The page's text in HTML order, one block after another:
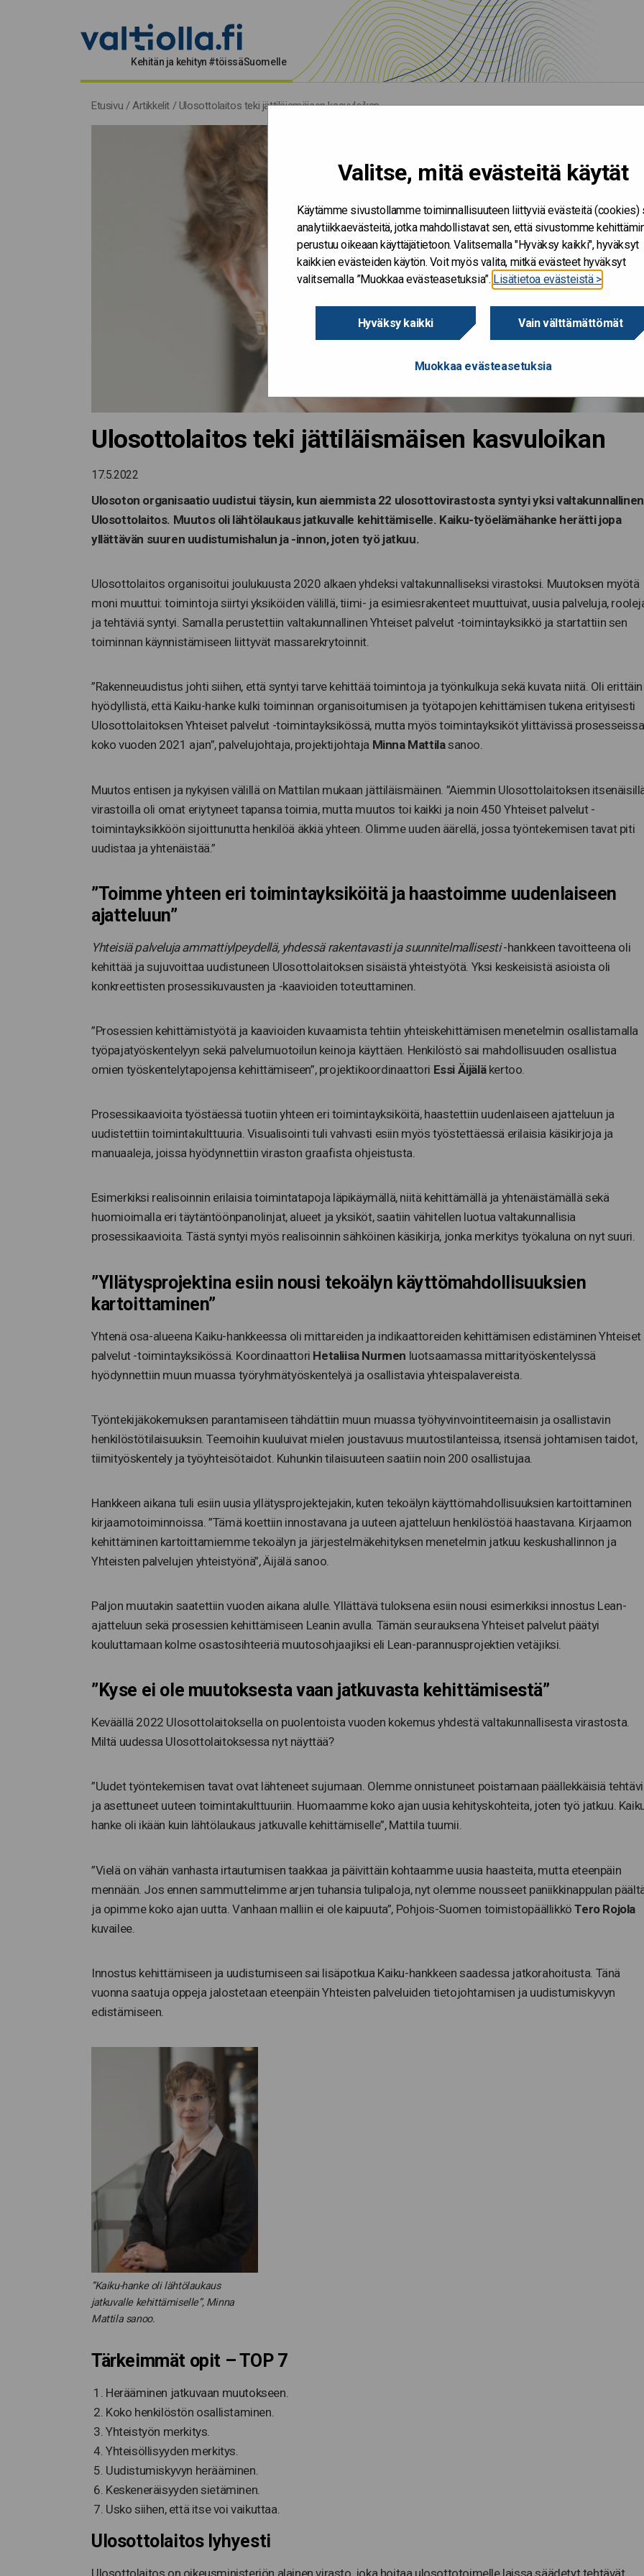
Valitse, mitä evästeitä käytät
Käytämme sivustollamme toiminnallisuuteen liittyviä evästeitä (cookies)
analytiikkaevästeitä, jotka mahdollistavat sen, että sivustomme
perustuu oikeaan käyttäjätietoon. Valitsemalla "Hyväksy kaikki", hyväksyt
kaikkien evästeiden käytön. Voit myös valita, mitkä evästeet hyväksyt
valitsemalla ”Muokkaa evästeasetuksia”. Lisätietoa evästeistä >
Hyväksy kaikki Vain välttämättömät
Muokkaa evästeasetuksia
Kehitän ja kehityn #töissäSuomelle
Etusivu /Artikkelit / Ulosottolaitos teki jättiläismäisen kasvuloikan
Ulosottolaitos teki jättiläismäisen kasvuloikan
17.5.2022
Ulosoton organisaatio uudistui täysin, kun aiemmista 22 ulosottovirastosta syntyi yksi valtakunnallinen
Ulosottolaitos. Muutos oli lähtölaukaus jatkuvalle kehittämiselle. Kaiku-työelämähanke herätti jopa
yllättävän suuren uudistumishalun ja -innon, joten työ jatkuu.
Ulosottolaitos organisoitui joulukuusta 2020 alkaen yhdeksi valtakunnalliseksi virastoksi. Muutoksen myötä
moni muuttui: toimintoja siirtyi yksiköiden välillä, tiimi- ja esimiesrakenteet muuttuivat, uusia palveluja,
ja tehtäviä syntyi. Samalla perustettiin valtakunnallinen Yhteiset palvelut -toimintayksikkö ja startattiin sen
toiminnan käynnistämiseen liittyvät massarekrytoinnit.
”Rakenneuudistus johti siihen, että syntyi tarve kehittää toimintoja ja työnkulkuja sekä kuvata niitä. Oli erittäin
hyödyllistä, että Kaiku-hanke kulki toiminnan organisoitumisen ja työtapojen kehittämisen tukena erityisesti
Ulosottolaitoksen Yhteiset palvelut -toimintayksikössä, mutta myös toimintayksiköt ylittävissä prosesseissa
koko vuoden 2021 ajan”, palvelujohtaja, projektijohtaja Minna Mattilasanoo.
Muutos entisen ja nykyisen välillä on Mattilan mukaan jättiläismäinen. ”Aiemmin Ulosottolaitoksen
virastoilla oli omat eriytyneet tapansa toimia, mutta muutos toi kaikki ja noin 450 Yhteiset palvelut -
toimintayksikköön sijoittunutta henkilöä äkkiä yhteen. Olimme uuden äärellä, jossa työntekemisen tavat piti
uudistaa ja yhtenäistää.”
”Toimme yhteen eri toimintayksiköitä ja haastoimme uudenlaiseen
ajatteluun”
Yhteisiä palveluja ammattiylpeydellä, yhdessä rakentavasti ja suunnitelmallisesti-hankkeen tavoitteena oli
kehittää ja sujuvoittaa uudistuneen Ulosottolaitoksen sisäistä yhteistyötä. Yksi keskeisistä asioista oli
konkreettisten prosessikuvausten ja -kaavioiden toteuttaminen.
”Prosessien kehittämistyötä ja kaavioiden kuvaamista tehtiin yhteiskehittämisen menetelmin osallistamalla
työpajatyöskentelyyn sekä palvelumuotoilun keinoja käyttäen. Henkilöstö sai mahdollisuuden osallistua
omien työskentelytapojensa kehittämiseen”, projektikoordinaattori Essi Äijäläkertoo.
Prosessikaavioita työstäessä tuotiin yhteen eri toimintayksiköitä, haastettiin uudenlaiseen ajatteluun ja
uudistettiin toimintakulttuuria. Visualisointi tuli vahvasti esiin myös työstettäessä erilaisia käsikirjoja ja
manuaaleja, joissa hyödynnettiin viraston graafista ohjeistusta.
Esimerkiksi realisoinnin erilaisia toimintatapoja läpikäymällä, niitä kehittämällä ja yhtenäistämällä sekä
huomioimalla eri täytäntöönpanolinjat, alueet ja yksiköt, saatiin vähitellen luotua valtakunnallisia
prosessikaavioita. Tästä syntyi myös realisoinnin sähköinen käsikirja, jonka merkitys työkaluna on nyt suuri.
”Yllätysprojektina esiin nousi tekoälyn käyttömahdollisuuksien
kartoittaminen”
Yhtenä osa-alueena Kaiku-hankkeessa oli mittareiden ja indikaattoreiden kehittämisen edistäminen Yhteiset
palvelut -toimintayksikössä. Koordinaattori Hetaliisa Nurmen luotsaamassa mittarityöskentelyssä
hyödynnettiin muun muassa työryhmätyöskentelyä ja osallistavia yhteispalavereista.
Työntekijäkokemuksen parantamiseen tähdättiin muun muassa työhyvinvointiteemaisin ja osallistavin
henkilöstötilaisuuksin. Teemoihin kuuluivat mielen joustavuus muutostilanteissa, itsensä johtamisen taidot,
tiimityöskentely ja työyhteisötaidot. Kuhunkin tilaisuuteen saatiin noin 200 osallistujaa.
Hankkeen aikana tuli esiin uusia yllätysprojektejakin, kuten tekoälyn käyttömahdollisuuksien kartoittaminen
kirjaamotoiminnoissa. ”Tämä koettiin innostavana ja uuteen ajatteluun henkilöstöä haastavana. Kirjaamon
kehittäminen kartoittamiemme tekoälyn ja järjestelmäkehityksen menetelmin jatkuu keskushallinnon ja
Yhteisten palvelujen yhteistyönä”, Äijälä sanoo.
Paljon muutakin saatettiin vuoden aikana alulle. Yllättävä tuloksena esiin nousi esimerkiksi innostus Lean-
ajatteluun sekä prosessien kehittämiseen Leanin avulla. Tämän seurauksena Yhteiset palvelut päätyi
kouluttamaan kolme osastosihteeriä muutosohjaajiksi eli Lean-parannusprojektien vetäjiksi.
”Kyse ei ole muutoksesta vaan jatkuvasta kehittämisestä”
Keväällä 2022 Ulosottolaitoksella on puolentoista vuoden kokemus yhdestä valtakunnallisesta virastosta.
Miltä uudessa Ulosottolaitoksessa nyt näyttää?
”Uudet työntekemisen tavat ovat lähteneet sujumaan. Olemme onnistuneet poistamaan päällekkäisiä
ja asettuneet uuteen toimintakulttuuriin. Huomaamme koko ajan uusia kehityskohteita, joten työ jatkuu.
hanke oli ikään kuin lähtölaukaus jatkuvalle kehittämiselle”, Mattila tuumii.
”Vielä on vähän vanhasta irtautumisen taakkaa ja päivittäin kohtaamme uusia haasteita, mutta eteenpäin
mennään. Jos ennen sammuttelimme arjen tuhansia tulipaloja, nyt olemme nousseet paniikkinappulan
ja opimme koko ajan uutta. Vanhaan malliin ei ole kaipuuta”, Pohjois-Suomen toimistopäällikköTero Rojola
kuvailee.
Innostus kehittämiseen ja uudistumiseen sai lisäpotkua Kaiku-hankkeen saadessa jatkorahoitusta. Tänä
vuonna saatuja oppeja jalostetaan eteenpäin Yhteisten palveluiden tietojohtamisen ja uudistumiskyvyn
edistämiseen.
”Kaiku-hanke oli lähtölaukaus
jatkuvalle kehittämiselle”, Minna
Mattila sanoo.
Tärkeimmät opit – TOP 7
Herääminen jatkuvaan muutokseen.
Koko henkilöstön osallistaminen.
Yhteistyön merkitys.
Yhteisöllisyyden merkitys.
Uudistumiskyvyn herääminen.
Keskeneräisyyden sietäminen.
Usko siihen, että itse voi vaikuttaa.
Ulosottolaitos lyhyesti
Ulosottolaitos on oikeusministeriön alainen virasto, joka hoitaa ulosottotoimelle laissa säädetyt tehtävät